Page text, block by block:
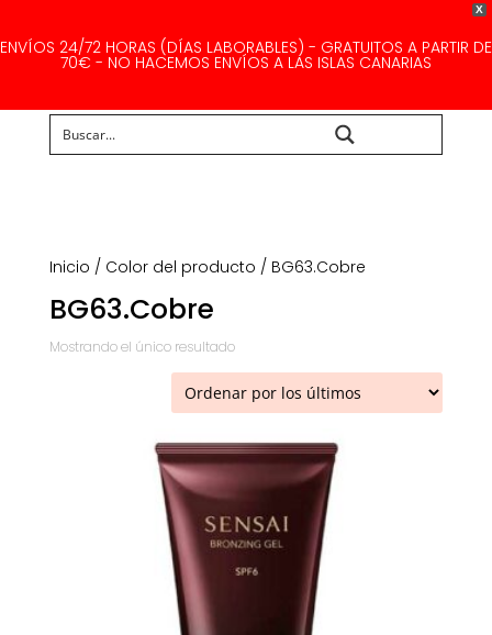
X
ENVÍOS 24/72 HORAS (DÍAS LABORABLES) - GRATUITOS A PARTIR DE
70€ - NO HACEMOS ENVÍOS A LAS ISLAS CANARIAS
Inicio / Color del producto / BG63.Cobre
BG63.Cobre
Mostrando el único resultado